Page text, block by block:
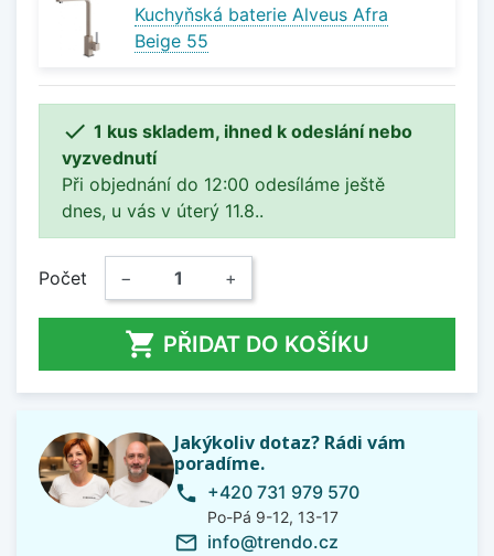
Kuchyňská baterie Alveus Afra
Beige 55
 1 kus skladem, ihned k odeslání nebo
vyzvednutí
Při objednání do 12:00 odesíláme ještě
dnes, u vás v úterý 11.8..
Počet − +
 PŘIDAT DO KOŠÍKU
Jakýkoliv dotaz? Rádi vám
poradíme.
phone +420 731 979 570
Po-Pá 9-12, 13-17
mail_outline info@trendo.cz